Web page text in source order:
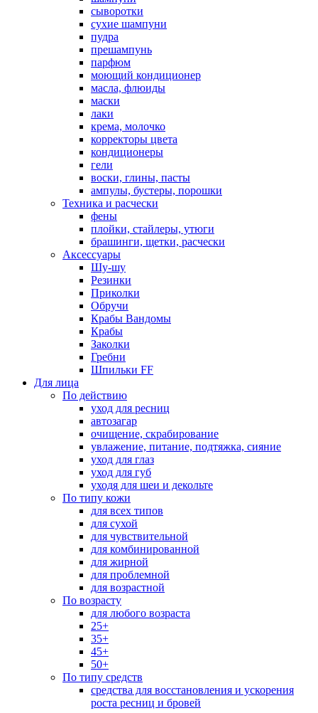
сыворотки
сухие шампуни
пудра
прешампунь
парфюм
моющий кондиционер
масла, флюиды
маски
лаки
крема, молочко
корректоры цвета
кондиционеры
гели
воски, глины, пасты
ампулы, бустеры, порошки
Техника и расчески
фены
плойки, стайлеры, утюги
брашинги, щетки, расчески
Аксессуары
Шу-шу
Резинки
Приколки
Обручи
Крабы Вандомы
Крабы
Заколки
Гребни
Шпильки FF
Для лица
По действию
уход для ресниц
автозагар
очищение, скрабирование
увлажение, питание, подтяжка, сияние
уход для глаз
уход для губ
уходя для шеи и декольте
По типу кожи
для всех типов
для сухой
для чувствительной
для комбинированной
для жирной
для проблемной
для возрастной
По возрасту
для любого возраста
25+
35+
45+
50+
По типу средств
средства для восстановления и ускорения
роста ресниц и бровей